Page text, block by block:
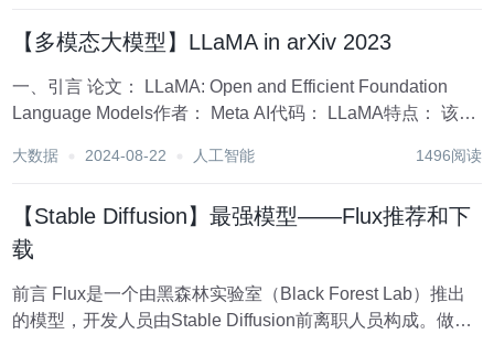
【多模态大模型】LLaMA in arXiv 2023
一、引言 论文： LLaMA: Open and Efficient Foundation
Language Models作者： Meta AI代码： LLaMA特点： 该方
大数据 2024-08-22 人工智能 1496阅读
【Stable Diffusion】最强模型——Flux推荐和下
载
前言 Flux是一个由黑森林实验室（Black Forest Lab）推出
的模型，开发人员由Stable Diffusion前离职人员构成。做到